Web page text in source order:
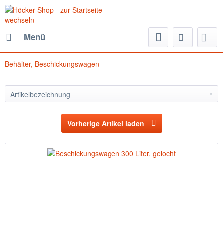
Menü
Behälter, Beschickungswagen
Vorherige Artikel laden